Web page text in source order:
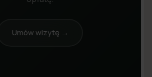
Umów wizytę →